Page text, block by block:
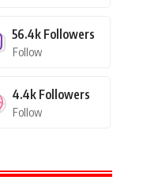
56.4k Followers
Follow
4.4k Followers
Follow